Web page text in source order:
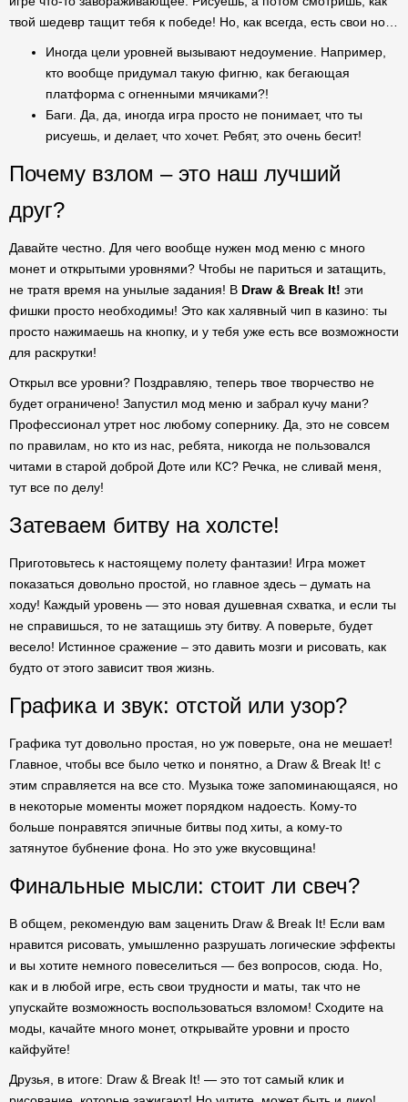
твой шедевр тащит тебя к победе! Но, как всегда, есть свои но…
Иногда цели уровней вызывают недоумение. Например,
кто вообще придумал такую фигню, как бегающая
платформа с огненными мячиками?!
Баги. Да, да, иногда игра просто не понимает, что ты
рисуешь, и делает, что хочет. Ребят, это очень бесит!
Почему взлом – это наш лучший
друг?
Давайте честно. Для чего вообще нужен мод меню с много
монет и открытыми уровнями? Чтобы не париться и затащить,
не тратя время на унылые задания! В Draw & Break It! эти
фишки просто необходимы! Это как халявный чип в казино: ты
просто нажимаешь на кнопку, и у тебя уже есть все возможности
для раскрутки!
Открыл все уровни? Поздравляю, теперь твое творчество не
будет ограничено! Запустил мод меню и забрал кучу мани?
Профессионал утрет нос любому сопернику. Да, это не совсем
по правилам, но кто из нас, ребята, никогда не пользовался
читами в старой доброй Доте или КС? Речка, не сливай меня,
тут все по делу!
Затеваем битву на холсте!
Приготовьтесь к настоящему полету фантазии! Игра может
показаться довольно простой, но главное здесь – думать на
ходу! Каждый уровень — это новая душевная схватка, и если ты
не справишься, то не затащишь эту битву. А поверьте, будет
весело! Истинное сражение – это давить мозги и рисовать, как
будто от этого зависит твоя жизнь.
Графика и звук: отстой или узор?
Графика тут довольно простая, но уж поверьте, она не мешает!
Главное, чтобы все было четко и понятно, а Draw & Break It! с
этим справляется на все сто. Музыка тоже запоминающаяся, но
в некоторые моменты может порядком надоесть. Кому-то
больше понравятся эпичные битвы под хиты, а кому-то
затянутое бубнение фона. Но это уже вкусовщина!
Финальные мысли: стоит ли свеч?
В общем, рекомендую вам заценить Draw & Break It! Если вам
нравится рисовать, умышленно разрушать логические эффекты
и вы хотите немного повеселиться — без вопросов, сюда. Но,
как и в любой игре, есть свои трудности и маты, так что не
упускайте возможность воспользоваться взломом! Сходите на
моды, качайте много монет, открывайте уровни и просто
кайфуйте!
Друзья, в итоге: Draw & Break It! — это тот самый клик и